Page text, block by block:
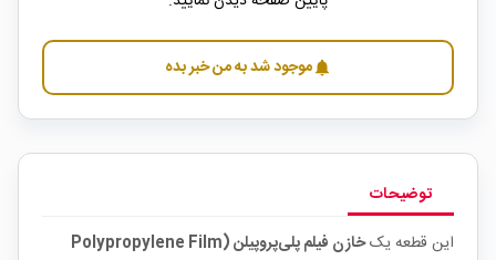
notificationsموجود شد به من خبر بده
توضیحات
این قطعه یک
خازن فیلم پلی‌پروپیلن (Polypropylene Film